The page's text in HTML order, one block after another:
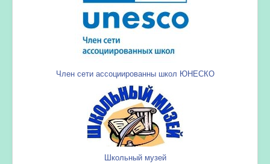
Член сети ассоциированны школ ЮНЕСКО
Школьный музей